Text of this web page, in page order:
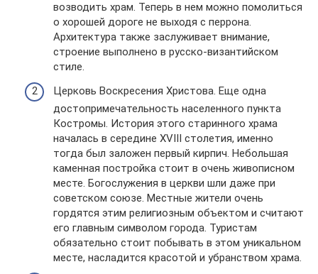
возводить храм. Теперь в нем можно помолиться
о хорошей дороге не выходя с перрона.
Архитектура также заслуживает внимание,
строение выполнено в русско-византийском
стиле.
Церковь Воскресения Христова. Еще одна
достопримечательность населенного пункта
Костромы. История этого старинного храма
началась в середине XVIII столетия, именно
тогда был заложен первый кирпич. Небольшая
каменная постройка стоит в очень живописном
месте. Богослужения в церкви шли даже при
советском союзе. Местные жители очень
гордятся этим религиозным объектом и считают
его главным символом города. Туристам
обязательно стоит побывать в этом уникальном
месте, насладится красотой и убранством храма.